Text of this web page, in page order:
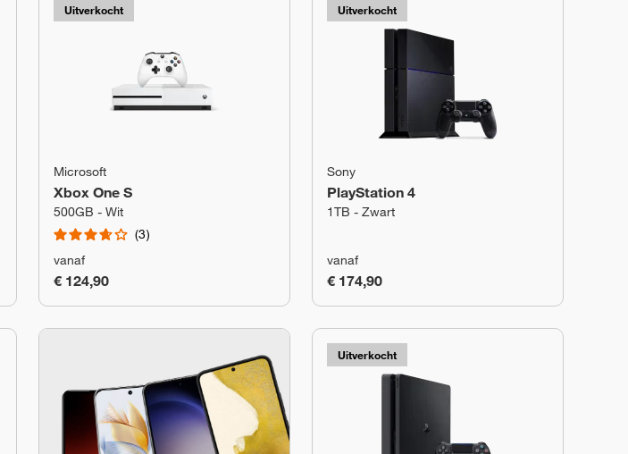
Uitverkocht
Microsoft
Xbox One S
500GB - Wit
3
vanaf
€ 124,90
Uitverkocht
Sony
PlayStation 4
1TB - Zwart
vanaf
€ 174,90
Uitverkocht